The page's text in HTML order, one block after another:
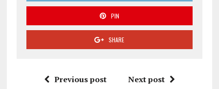
PIN
SHARE
Previous post Next post